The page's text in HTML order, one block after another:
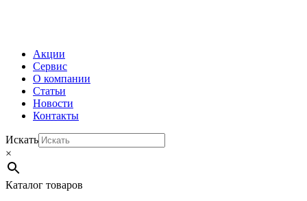
Акции
Сервис
О компании
Статьи
Новости
Контакты
Искать
×
Каталог товаров